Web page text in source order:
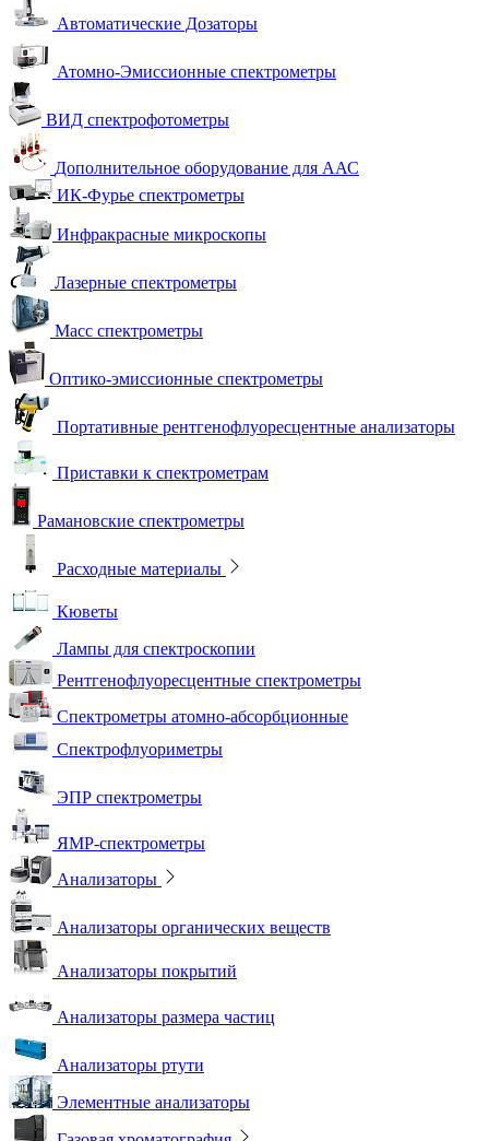
Автоматические Дозаторы
Атомно-Эмиссионные спектрометры
ВИД спектрофотометры
Дополнительное оборудование для ААС
ИК-Фурье спектрометры
Инфракрасные микроскопы
Лазерные спектрометры
Масс спектрометры
Оптико-эмиссионные спектрометры
Портативные рентгенофлуоресцентные анализаторы
Приставки к спектрометрам
Рамановские спектрометры
Расходные материалы
Кюветы
Лампы для спектроскопии
Рентгенофлуоресцентные спектрометры
Спектрометры атомно-абсорбционные
Спектрофлуориметры
ЭПР спектрометры
ЯМР-спектрометры
Анализаторы
Анализаторы органических веществ
Анализаторы покрытий
Анализаторы размера частиц
Анализаторы ртути
Элементные анализаторы